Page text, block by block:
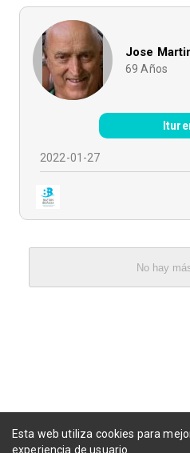
Jose
69 Años
2022-01-27
No hay
Esta web utiliza cookies para
experiencia de usuario.